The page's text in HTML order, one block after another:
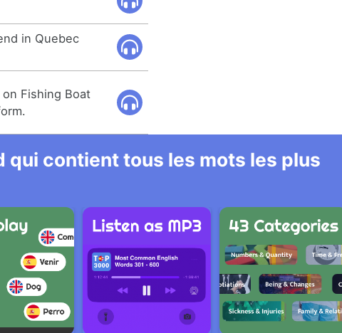
in Quebec
Fishing Boat
contient tous les mots les plus